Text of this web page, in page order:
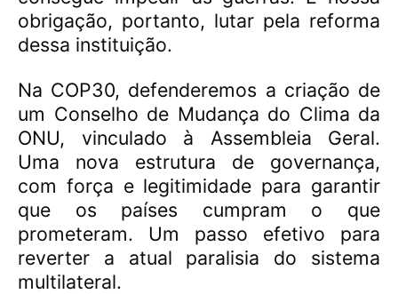
obrigação, portanto, lutar pela reforma
dessa instituição.
Na COP30, defenderemos a criação de
um Conselho de Mudança do Clima da
ONU, vinculado à Assembleia Geral.
Uma nova estrutura de governança,
com força e legitimidade para garantir
que os países cumpram o que
prometeram. Um passo efetivo para
reverter a atual paralisia do sistema
multilateral.